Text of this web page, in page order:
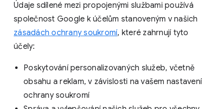
Údaje sdílené mezi propojenými službami používá
společnost Google k účelům stanoveným v našich
zásadách ochrany soukromí, které zahrnují tyto
účely:
Poskytování personalizovaných služeb, včetně
obsahu a reklam, v závislosti na vašem nastavení
ochrany soukromí